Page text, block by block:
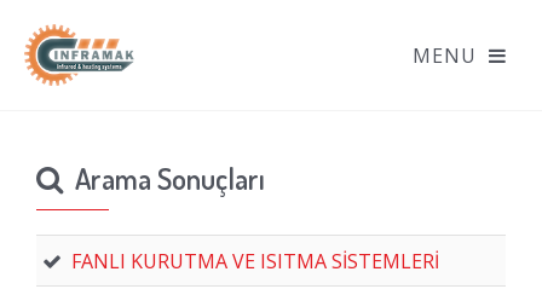
Arama Sonuçları
FANLI KURUTMA VE ISITMA SİSTEMLERİ